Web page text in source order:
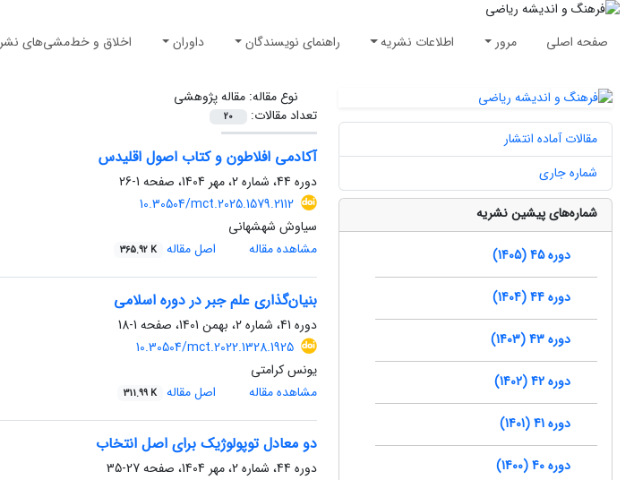
صفحه اصلی مرور اطلاعات نشریه راهنمای نویسندگان داوران اخلاق و خط‌مشی‌های نشر
نوع مقاله:مقاله پژوهشی
تعداد مقالات:
20
آکادمی افلاطون و کتاب اصول اقلیدس
دوره 44، شماره 2، مهر 1404، صفحه
1-26
10.30504/mct.2025.1579.2112
سیاوش شهشهانی
مشاهده مقاله
اصل مقاله 365.92 K
بنیان‌گذاری علم جبر در دوره اسلامی
دوره 41، شماره 2، بهمن 1401، صفحه
1-18
10.30504/mct.2022.1328.1925
یونس کرامتی
مشاهده مقاله
اصل مقاله 311.99 K
دو معادل توپولوژیک برای اصل انتخاب
دوره 44، شماره 2، مهر 1404، صفحه
27-35
مقالات آماده انتشار
شماره جاری
شماره‌های پیشین نشریه
دوره 45 (1405)
دوره 44 (1404)
دوره 43 (1403)
دوره 42 (1402)
دوره 41 (1401)
دوره 40 (1400)